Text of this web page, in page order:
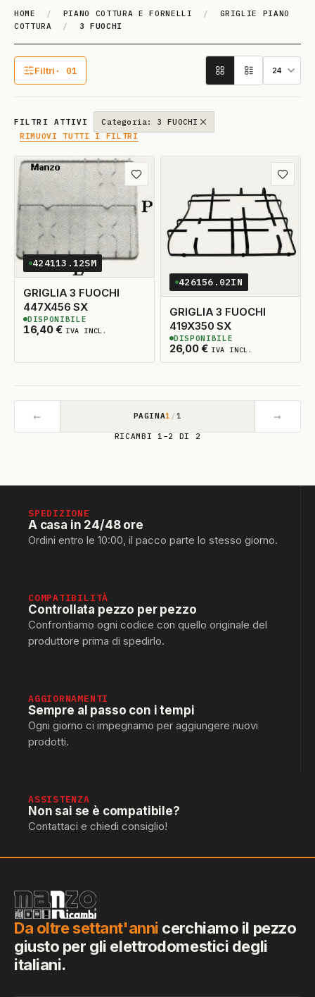
HOME / PIANO COTTURA E FORNELLI /
GRIGLIE PIANO
COTTURA
/ 3 FUOCHI
3 FUOCHI
Filtri · 01
1 filtro attivo
FILTRI ATTIVI
Categoria: 3 FUOCHI
RIMUOVI TUTTI I FILTRI
Aggiungi ai preferiti
424113.12SM
GRIGLIA 3 FUOCHI
447X456 SX
16,40€ IVA INCL.
2DISPONIBILI
DISPONIBILE
426156.02IN
GRIGLIA 3 FUOCHI
419X350 SX
26,00€ IVA INCL.
3DISPONIBILI
DISPONIBILE
← PAGINA1 /1 →
RICAMBI 1–2 DI 2
SPEDIZIONE
A casa in 24/48 ore
Ordini entro le 10:00, il pacco parte lo stesso giorno.
COMPATIBILITÀ
Controllata pezzo per pezzo
Confrontiamo ogni codice con quello originale del
produttore prima di spedirlo.
AGGIORNAMENTI
Sempre al passo con i tempi
Ogni giorno ci impegnamo per aggiungere nuovi
prodotti.
ASSISTENZA
Non sai se è compatibile?
Contattaci e chiedi consiglio!
Da oltre settant'anni cerchiamo il pezzo
giusto per gli elettrodomestici degli
italiani.